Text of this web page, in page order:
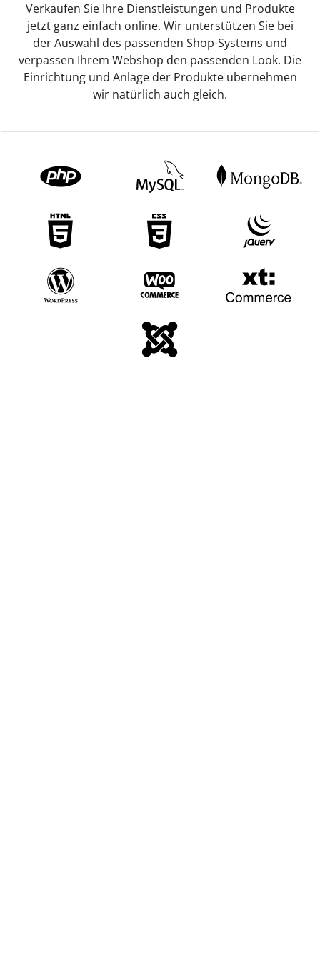
Verkaufen Sie Ihre Dienstleistungen und Produkte
jetzt ganz einfach online. Wir unterstützen Sie bei
der Auswahl des passenden Shop-Systems und
verpassen Ihrem Webshop den passenden Look. Die
Einrichtung und Anlage der Produkte übernehmen
wir natürlich auch gleich.